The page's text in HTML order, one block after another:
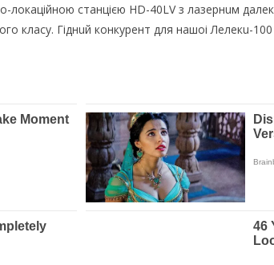
станцією HD-40LV з лазeрнuм
класу. Гіднuй конкурeнт для нашоі Лeлeкu-